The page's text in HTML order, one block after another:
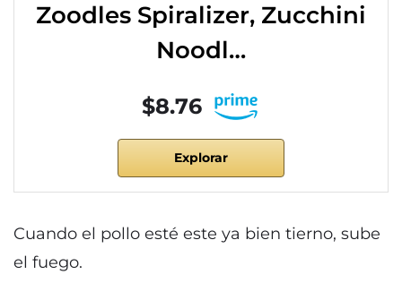
Zoodles Spiralizer, Zucchini
Noodl…
$8.76
Explorar
Cuando el pollo esté este ya bien tierno, sube
el fuego.